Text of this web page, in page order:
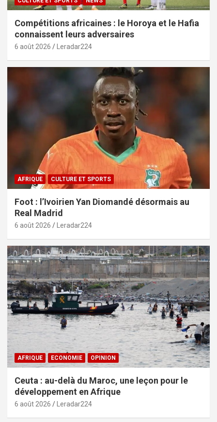
Compétitions africaines : le Horoya et le Hafia
connaissent leurs adversaires
6 août 2026 Leradar224
AFRIQUE CULTURE ET SPORTS
Foot : l’Ivoirien Yan Diomandé désormais au
Real Madrid
6 août 2026 Leradar224
AFRIQUE ECONOMIE OPINION
Ceuta : au-delà du Maroc, une leçon pour le
développement en Afrique
6 août 2026 Leradar224